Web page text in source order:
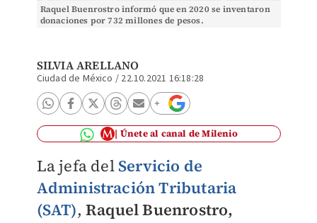
Raquel Buenrostro informó que en 2020 se inventaron
donaciones por 732 millones de pesos.
SILVIA ARELLANO
Ciudad de México / 22.10.2021 16:18:28
Únete al canal de Milenio
La jefa del Servicio de
Administración Tributaria
(SAT), Raquel Buenrostro,